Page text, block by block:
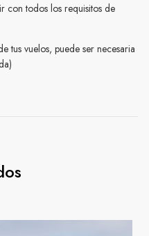
con todos los requisitos de
tus vuelos, puede ser necesaria